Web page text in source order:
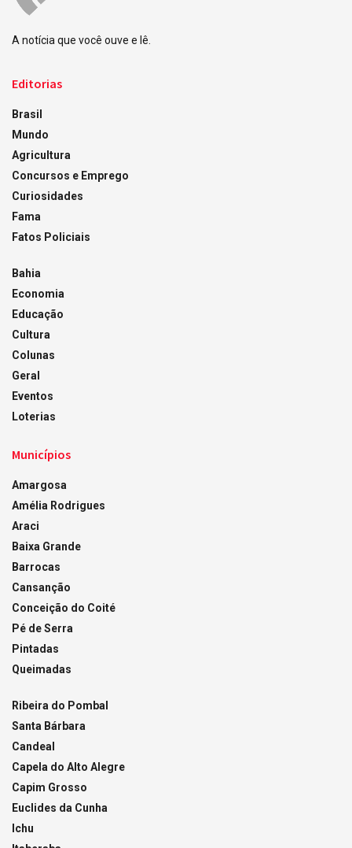
A notícia que você ouve e lê.
Editorias
Brasil
Mundo
Agricultura
Concursos e Emprego
Curiosidades
Fama
Fatos Policiais
Bahia
Economia
Educação
Cultura
Colunas
Geral
Eventos
Loterias
Municípios
Amargosa
Amélia Rodrigues
Araci
Baixa Grande
Barrocas
Cansanção
Conceição do Coité
Pé de Serra
Pintadas
Queimadas
Ribeira do Pombal
Santa Bárbara
Candeal
Capela do Alto Alegre
Capim Grosso
Euclides da Cunha
Ichu